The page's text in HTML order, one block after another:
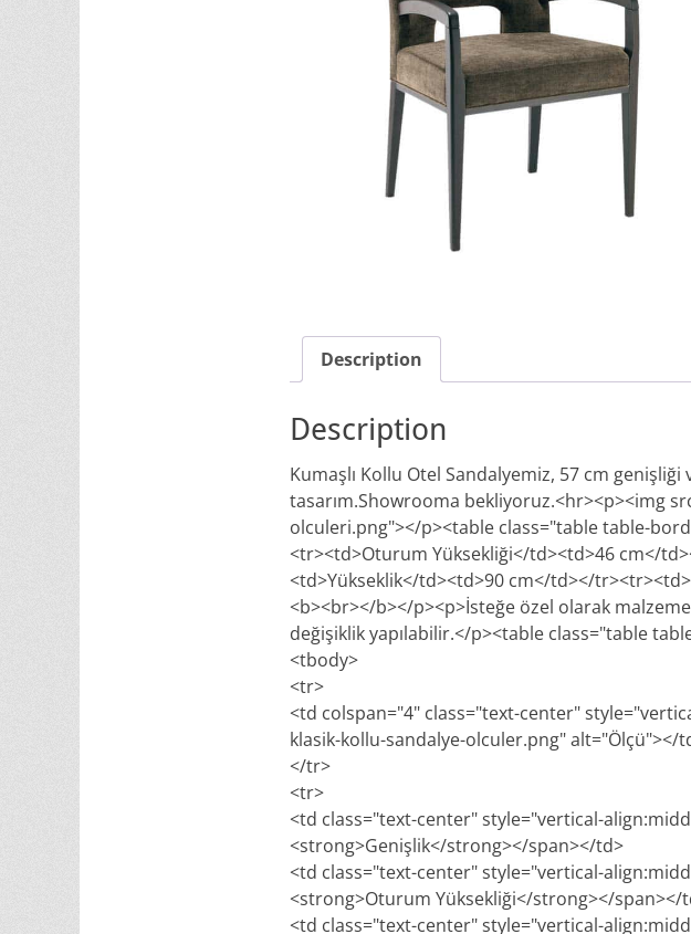
Description
Description
Kumaşlı Kollu Otel Sandalyemiz, 57 cm
tasarım.Showrooma bekliyoruz.<hr><p><img
olculeri.png"></p><table class="table table-
<tr><td>Oturum Yüksekliği</td><td>46 cm</
<td>Yükseklik</td><td>90 cm</td></
<b><br></b></p><p>İsteğe özel olarak
değişiklik yapılabilir.</p><table class="table
<tbody>
<tr>
<td colspan="4" class="text-center"
klasik-kollu-sandalye-olculer.png" alt="Ölçü"></
</tr>
<tr>
<td class="text-center" style="vertical-
<strong>Genişlik</strong></span></td>
<td class="text-center" style="vertical-
<strong>Oturum Yüksekliği</strong></span></
<td class="text-center" style="vertical-